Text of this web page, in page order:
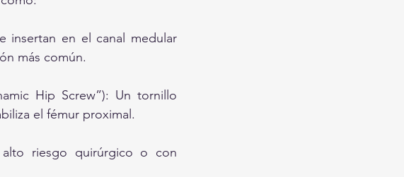
insertan en el canal medular
más común.
Hip Screw”): Un tornillo
el fémur proximal.
riesgo quirúrgico o con